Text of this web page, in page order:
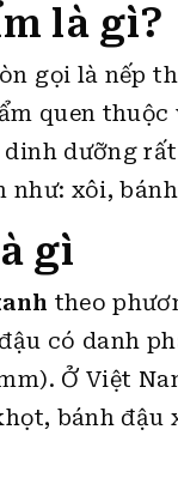
là gì?
gọi là nếp
quen
dưỡng
như: xôi,
gì
theo
có danh
Ở Việt
bánh đậu